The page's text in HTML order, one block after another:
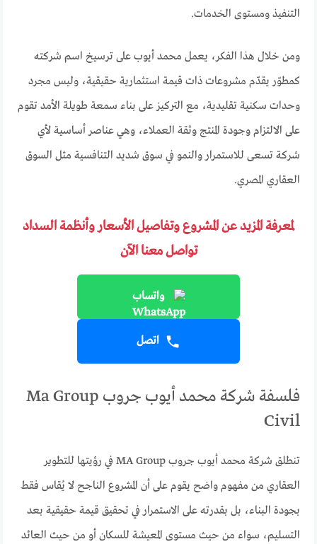
التنفيذ ومستوى الخدمات.
ومن خلال هذا الفكر، يعمل محمد أيوب على ترسيخ اسم شركته
كمطوّر يقدّم مشروعات ذات قيمة استثمارية حقيقية، وليس مجرد
وحدات سكنية تقليدية، مع التركيز على بناء سمعة طويلة الأمد تقوم
على الالتزام وجودة المنتج وثقة العملاء، وهي عناصر أساسية لأي
شركة تسعى للاستمرار والنمو في سوق شديد التنافسية مثل السوق
العقاري المصري.
لمعرفة المزيد عن المشروع وتفاصيل الأسعار وأنظمة السداد
تواصل معنا الآن
واتساب
اتصل
فلسفة شركة محمد أيوب جروب Ma Group
Civil
تنطلق شركة محمد أيوب جروب MA Group في رؤيتها للتطوير
العقاري من مفهوم واضح يقوم على أن المشروع الناجح لا يُقاس فقط
بجودة البناء، بل بقدرته على الاستمرار في تحقيق قيمة حقيقية بعد
التسليم، سواء من حيث مستوى المعيشة للسكان أو من حيث العائد